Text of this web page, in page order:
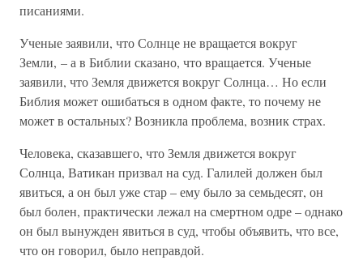
писаниями.
Ученые заявили, что Солнце не вращается вокруг
Земли, – а в Библии сказано, что вращается. Ученые
заявили, что Земля движется вокруг Солнца… Но если
Библия может ошибаться в одном факте, то почему не
может в остальных? Возникла проблема, возник страх.
Человека, сказавшего, что Земля движется вокруг
Солнца, Ватикан призвал на суд. Галилей должен был
явиться, а он был уже стар – ему было за семьдесят, он
был болен, практически лежал на смертном одре – однако
он был вынужден явиться в суд, чтобы объявить, что все,
что он говорил, было неправдой.